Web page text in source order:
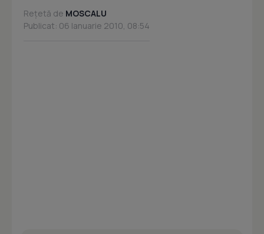
Rețetă de MOSCALU
Publicat: 06 Ianuarie 2010, 08:54